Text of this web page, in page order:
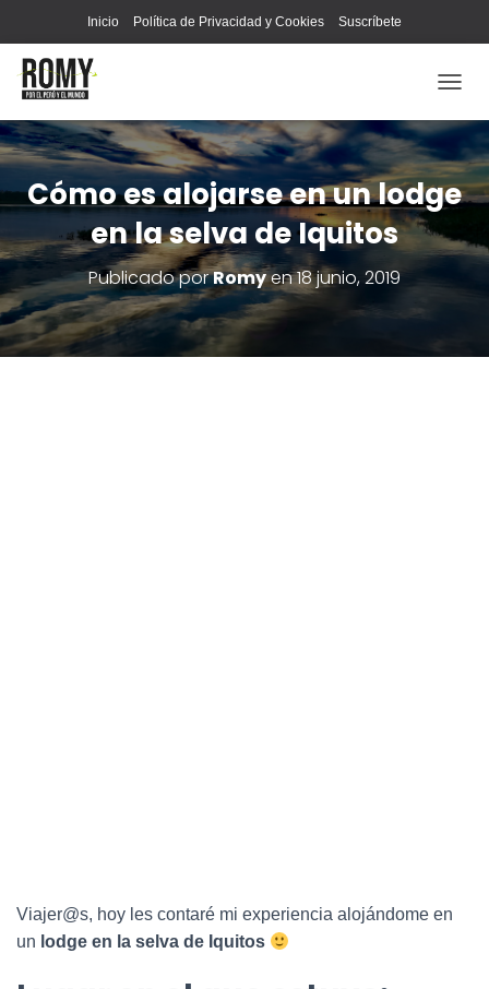
Inicio Política de Privacidad y Cookies Suscríbete
A
B
I
A
M
Cómo es alojarse en un lodge
en la selva de Iquitos
Publicado porRomyen18 junio, 2019
Viajer@s, hoy les contaré mi experiencia alojándome en
un lodge en la selva de Iquitos